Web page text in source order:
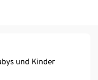
und Kinder